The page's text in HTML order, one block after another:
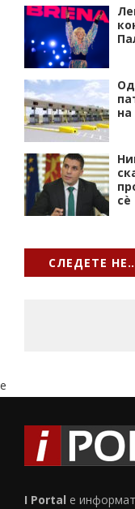
Од
на
сѐ
СЛЕДЕТЕ
e
I Portal е